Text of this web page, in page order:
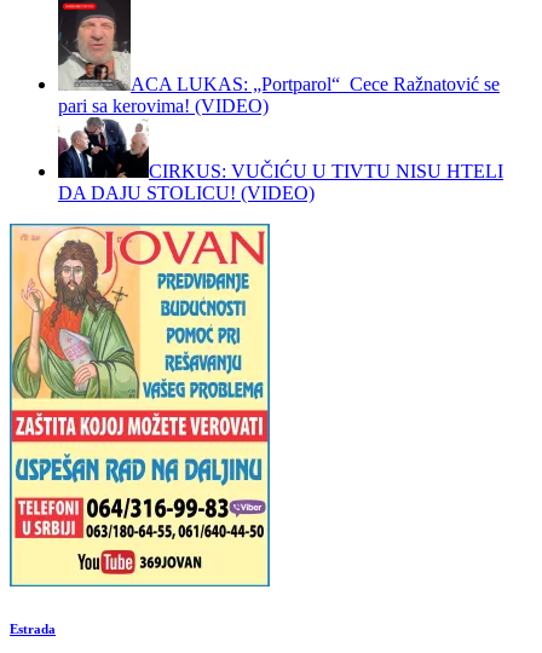
ACA LUKAS: „Portparol“ Cece Ražnatović se
pari sa kerovima! (VIDEO)
CIRKUS: VUČIĆU U TIVTU NISU HTELI
DA DAJU STOLICU! (VIDEO)
Estrada